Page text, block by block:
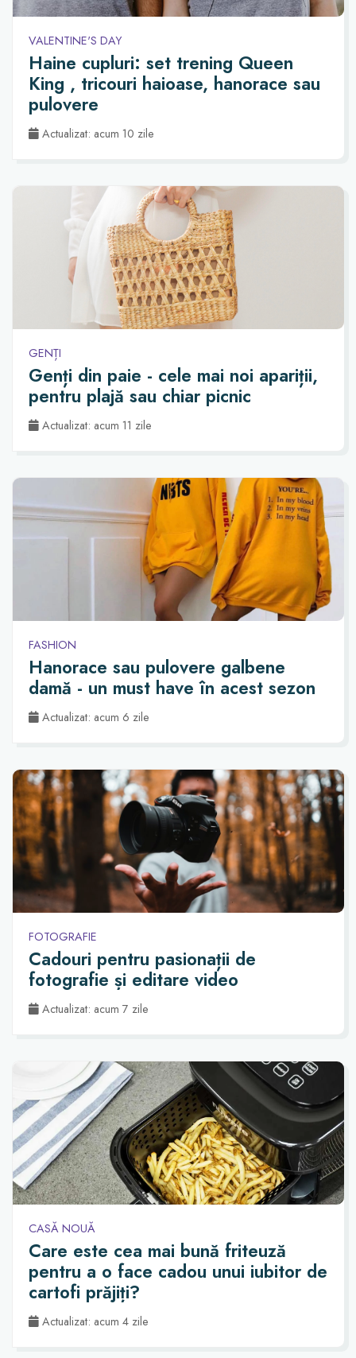
VALENTINE'S DAY
Haine cupluri: set trening Queen
King , tricouri haioase, hanorace sau
pulovere
Actualizat: acum 10 zile
GENȚI
Genți din paie - cele mai noi apariții,
pentru plajă sau chiar picnic
Actualizat: acum 11 zile
FASHION
Hanorace sau pulovere galbene
damă - un must have în acest sezon
Actualizat: acum 6 zile
FOTOGRAFIE
Cadouri pentru pasionații de
fotografie și editare video
Actualizat: acum 7 zile
CASĂ NOUĂ
Care este cea mai bună friteuză
pentru a o face cadou unui iubitor de
cartofi prăjiți?
Actualizat: acum 4 zile